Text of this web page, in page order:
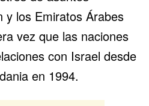
y los Emiratos Árabes
vez que las naciones
con Israel desde
en 1994.